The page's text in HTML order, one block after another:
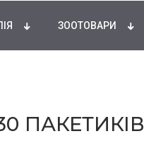
ЗООТОВАРИ
ПАКЕТИКІВ